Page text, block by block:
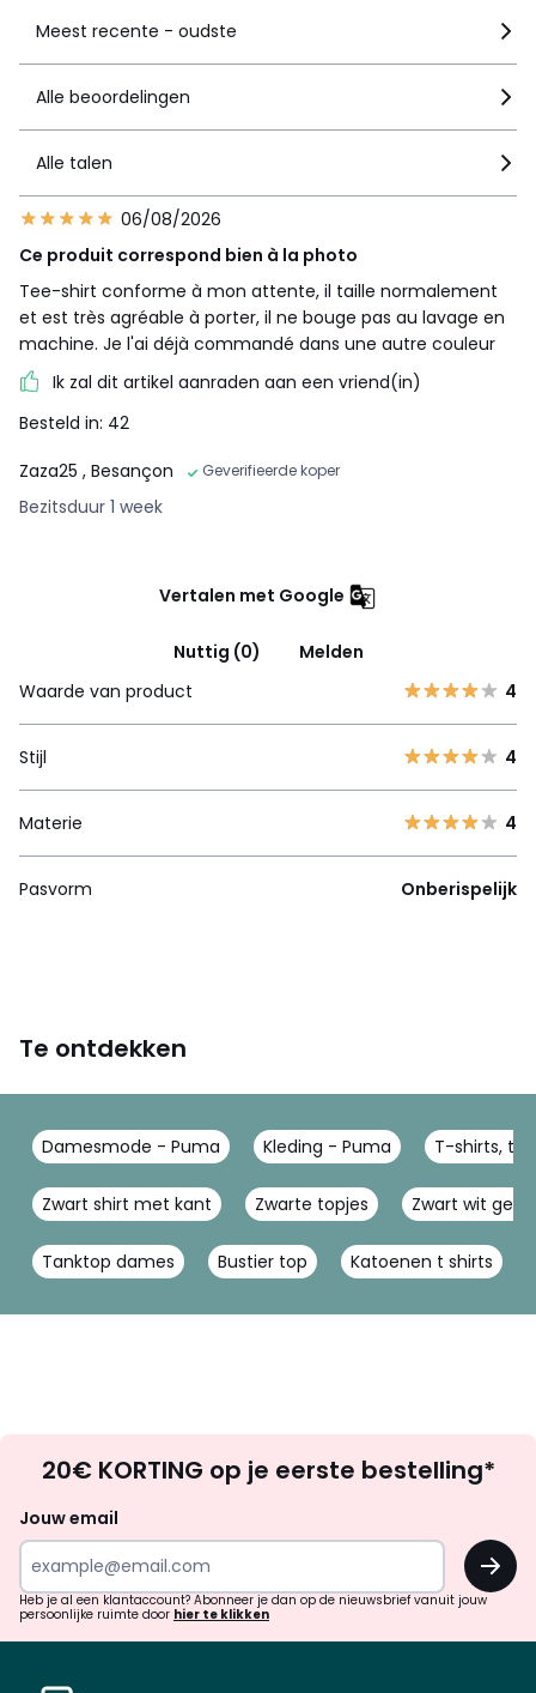
Meest recente - oudste
Alle beoordelingen
Alle talen
06/08/2026
Ce produit correspond bien à la photo
Tee-shirt conforme à mon attente, il taille normalement
et est très agréable à porter, il ne bouge pas au lavage en
machine. Je l'ai déjà commandé dans une autre couleur
Ik zal dit artikel aanraden aan een vriend(in)
Besteld in: 42
Zaza25 , Besançon Geverifieerde koper
Bezitsduur 1 week
Vertalen met Google
Nuttig (0)
Melden
Waarde van product
4
Stijl 4
Materie 4
Pasvorm Onberispelijk
Te ontdekken
Damesmode - Puma Kleding - Puma T-shirts,
Zwart shirt met kant Zwarte topjes Zwart wit
Tanktop dames Bustier top Katoenen t shirts
zoek
inspiratie
verrassingen?
20€ KORTING op je eerste bestelling*
Jouw email
OK
Heb je al een klantaccount? Abonneer je dan op de nieuwsbrief vanuit jouw
persoonlijke ruimte door hier te klikken